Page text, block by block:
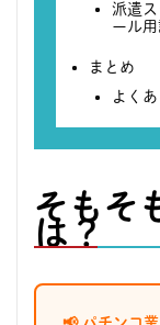
派遣
ール
まとめ
よく
そもそ
は？